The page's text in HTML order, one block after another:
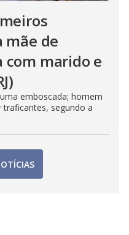
mãe de
marido e
emboscada; homem
traficantes, segundo a